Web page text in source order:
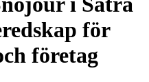
för
företag